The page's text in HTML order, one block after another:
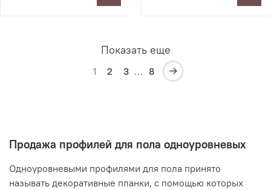
Показать еще
1 2 3 … 8
Продажа профилей для пола одноуровневых
Одноуровневыми профилями для пола принято
называть декоративные планки, с помощью которых